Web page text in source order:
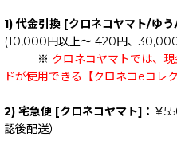
1) 代金引換 [クロネコヤマト/ゆう
(10,000円以上～ 420円、
※ クロネコヤマトでは、
ドが使用できる【クロネコeコレ
2) 宅急便 [クロネコヤマト]： ￥
認後配送）